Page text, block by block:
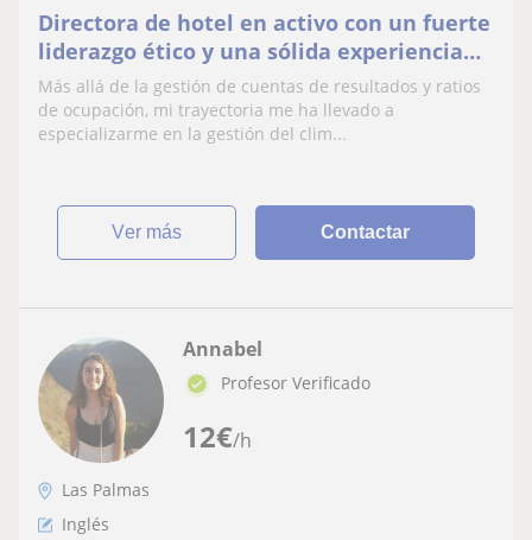
Directora de hotel en activo con un fuerte
liderazgo ético y una sólida experiencia
en la gestión de equipos .
Más allá de la gestión de cuentas de resultados y ratios
de ocupación, mi trayectoria me ha llevado a
especializarme en la gestión del clim...
ver más Contactar
12€/h
Annabel
Profesor Verificado
Las Palmas
Inglés